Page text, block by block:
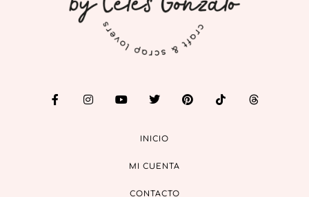
INICIO
MI CUENTA
CONTACTO